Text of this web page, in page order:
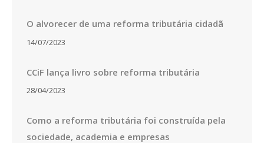
O alvorecer de uma reforma tributária cidadã
14/07/2023
CCiF lança livro sobre reforma tributária
28/04/2023
Como a reforma tributária foi construída pela
sociedade, academia e empresas